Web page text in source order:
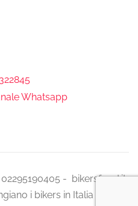
Whatsapp
- bikersfood.it
i bikers in Italia